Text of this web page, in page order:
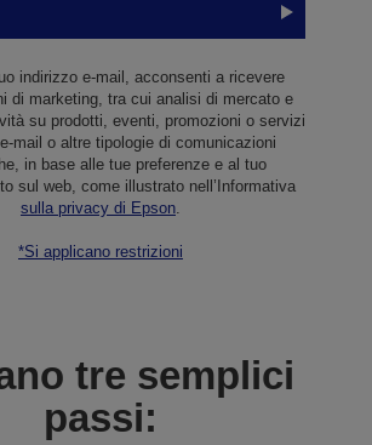
indirizzo e-mail, acconsenti a ricevere
di marketing, tra cui analisi di mercato e
su prodotti, eventi, promozioni o servizi
mail o altre tipologie di comunicazioni
in base alle tue preferenze e al tuo
sul web, come illustrato nell’Informativa
sulla privacy di Epson.
*Si applicano restrizioni
tre semplici
passi: